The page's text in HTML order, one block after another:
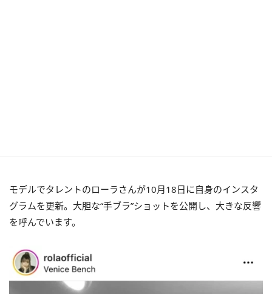
モデルでタレントのローラさんが10月18日に自身のインスタ
グラムを更新。大胆な“手ブラ”ショットを公開し、大きな反響
を呼んでいます。